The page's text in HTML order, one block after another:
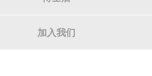
加入我们